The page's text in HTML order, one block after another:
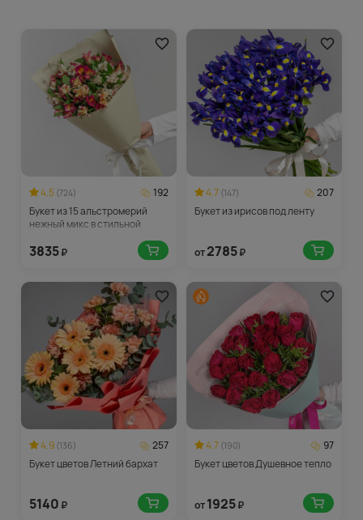
4.5 (724)
192
Букет из 15 альстромерий
нежный микс в стильной
3835₽
4.7 (147)
207
Букет из ирисов под ленту
от2785₽
4.9 (136)
257
Букет цветов Летний бархат
5140 ₽
4.7 (190)
97
Букет цветов Душевное тепло
от1925₽